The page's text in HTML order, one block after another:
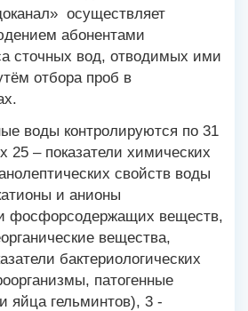
осуществляет
абонентами
сточных вод, отводимых ими
отбора проб в
воды контролируются по 31
25 – показатели химических
свойств воды
и анионы
фосфорсодержащих веществ,
вещества,
бактериологических
патогенные
яйца гельминтов), 3 -